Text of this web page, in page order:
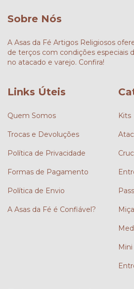
Sobre Nós
A Asas da Fé Artigos Religiosos
de terços com condições especiais
no atacado e varejo. Confira!
Links Úteis
Quem Somos
Trocas e Devoluções
Política de Privacidade
Formas de Pagamento
Política de Envio
A Asas da Fé é Confiável?
Kits
Mini